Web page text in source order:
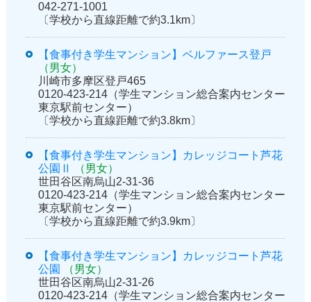
042-271-1001
〔学校から直線距離で約3.1km〕
【食事付き学生マンション】ベルファース登戸
（男女）
川崎市多摩区登戸465
0120-423-214（学生マンション総合案内センター
東京駅前センター）
〔学校から直線距離で約3.8km〕
【食事付き学生マンション】カレッジコート芦花
公園Ⅱ
（男女）
世田谷区南烏山2-31-36
0120-423-214（学生マンション総合案内センター
東京駅前センター）
〔学校から直線距離で約3.9km〕
【食事付き学生マンション】カレッジコート芦花
公園
（男女）
世田谷区南烏山2-31-26
0120-423-214（学生マンション総合案内センター